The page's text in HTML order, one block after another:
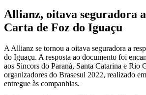
Allianz, oitava seguradora
Carta de Foz do Iguaçu
A Allianz se tornou a oitava seguradora a
do Iguaçu. A resposta ao documento foi
aos Sincors do Paraná, Santa Catarina e Rio
organizadores do Brasesul 2022, realizado
entregue às companhias.